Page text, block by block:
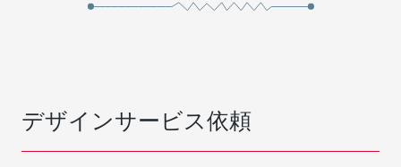
デザインサービス依頼